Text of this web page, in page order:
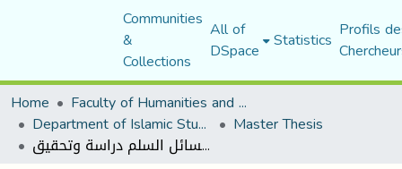
Communities
&
Collections
All of
DSpace Statistics Profils
Home
Faculty of Humanities and Social Sciences
Department of Islamic Studies Master Thesis
الدرر المكنونة في نوازل مازونة للقاضي أبي زكرياء يحي بن موسى بن عيسى بن يحي المغيلي المازوني (ت 883هـ/ 1478م) –مسائل السلم دراسة وتحقيق